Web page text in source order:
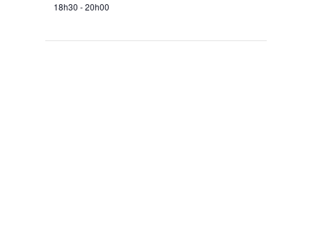
18h30 - 20h00